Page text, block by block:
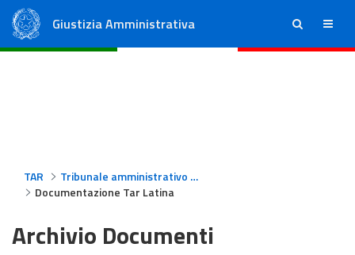
Giustizia Amministrativa ricerca menu
TAR
Tribunale amministrativo regionale per il Lazio - Latina
Documentazione Tar Latina
Archivio Documenti